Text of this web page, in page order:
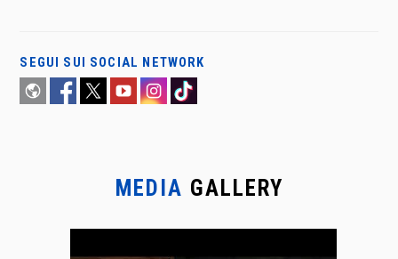
SEGUI SUI SOCIAL NETWORK
MEDIA GALLERY